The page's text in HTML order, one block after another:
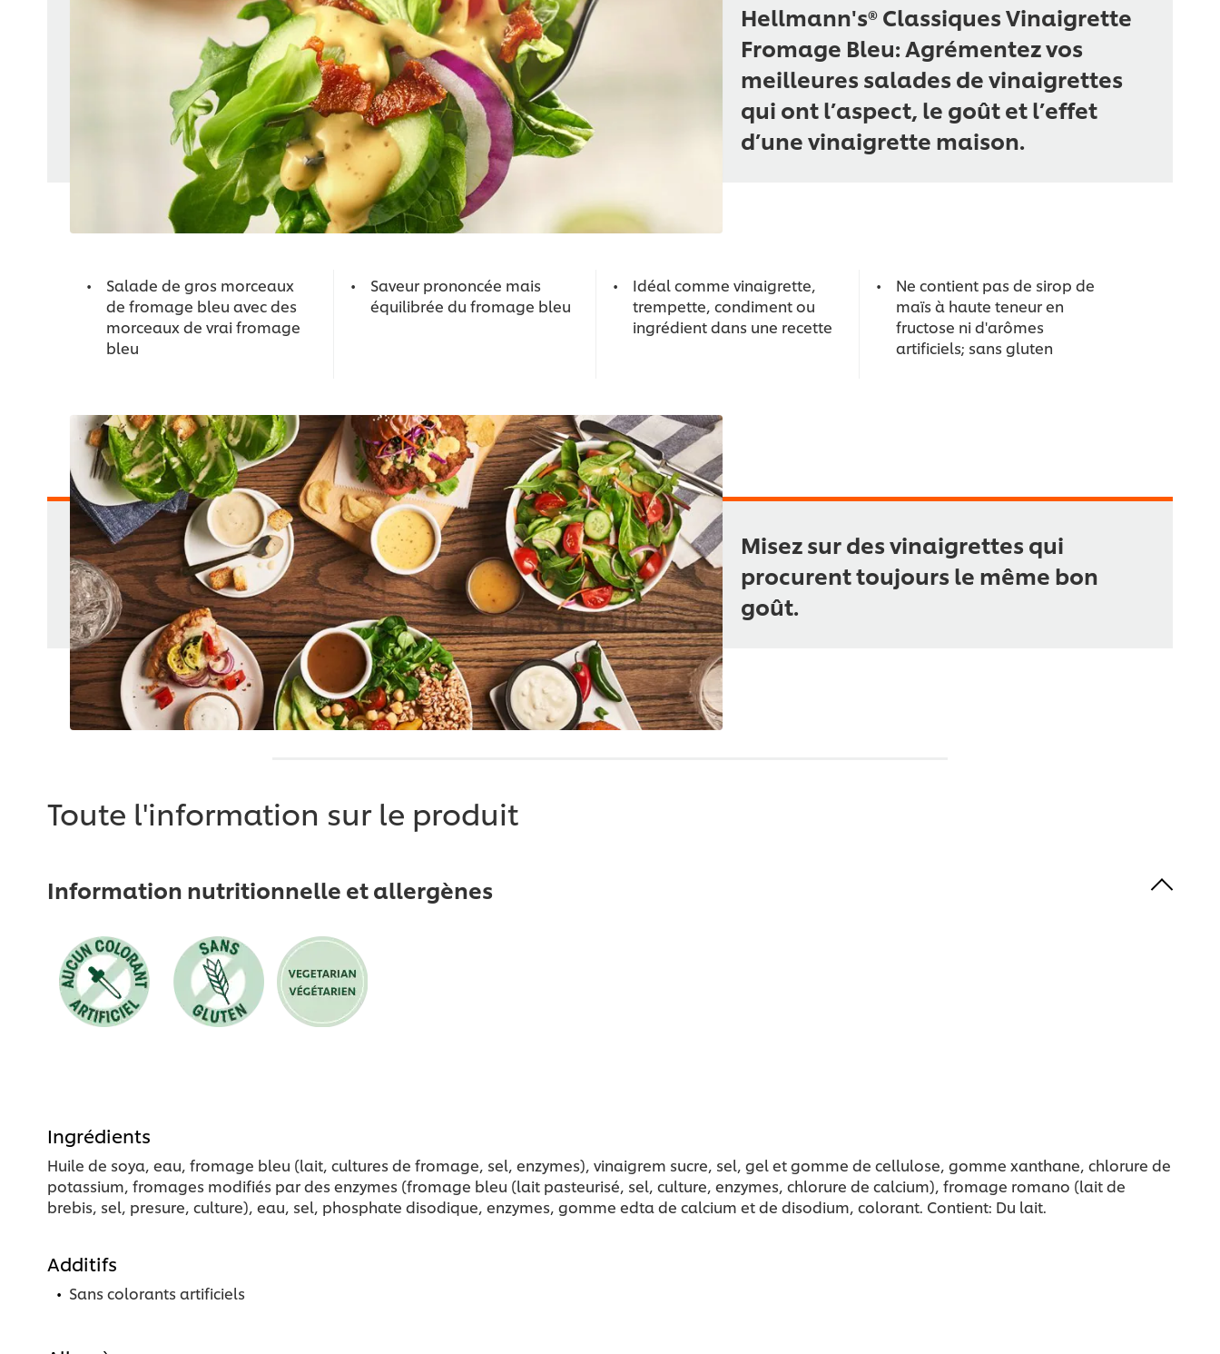
Hellmann's® Classiques Vinaigrette
Fromage Bleu: Agrémentez vos
meilleures salades de vinaigrettes
qui ont l’aspect, le goût et l’effet
d’une vinaigrette maison.
Salade de gros morceaux
de fromage bleu avec des
morceaux de vrai fromage
bleu
Saveur prononcée mais
équilibrée du fromage bleu
Idéal comme vinaigrette,
trempette, condiment ou
ingrédient dans une recette
Ne contient pas de sirop de
maïs à haute teneur en
fructose ni d'arômes
artificiels; sans gluten
Misez sur des vinaigrettes qui
procurent toujours le même bon
goût.
Toute l'information sur le produit
Information nutritionnelle et allergènes
Ingrédients
Huile de soya, eau, fromage bleu (lait, cultures de fromage, sel, enzymes), vinaigrem sucre, sel, gel et gomme de cellulose, gomme xanthane, chlorure de
potassium, fromages modifiés par des enzymes (fromage bleu (lait pasteurisé, sel, culture, enzymes, chlorure de calcium), fromage romano (lait de
brebis, sel, presure, culture), eau, sel, phosphate disodique, enzymes, gomme edta de calcium et de disodium, colorant. Contient: Du lait.
Additifs
Sans colorants artificiels